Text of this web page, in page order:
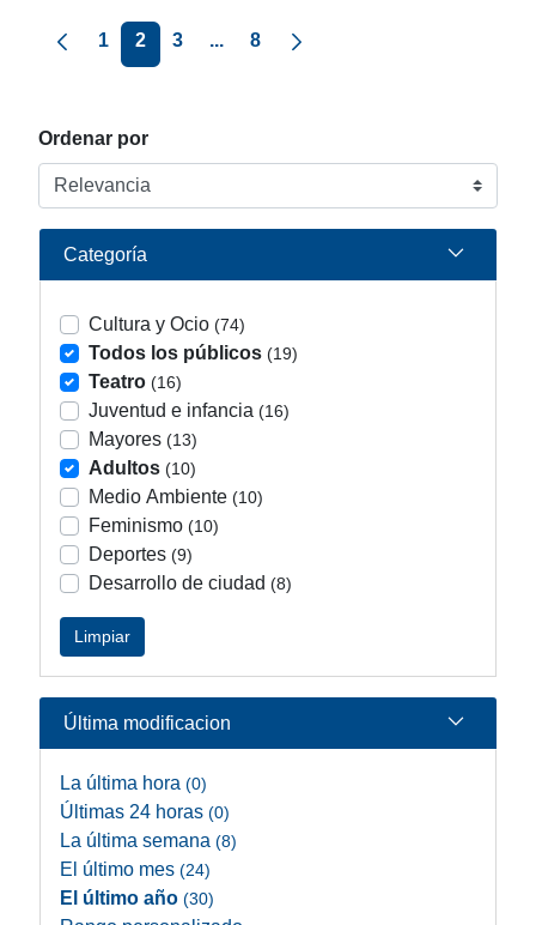
Ordenar por
Categoría
Cultura y Ocio (74)
Todos los públicos (19)
Teatro (16)
Juventud e infancia (16)
Mayores (13)
Adultos (10)
Medio Ambiente (10)
Feminismo (10)
Deportes (9)
Desarrollo de ciudad (8)
Limpiar
Última modificacion
La última hora (0)
Últimas 24 horas (0)
La última semana (8)
El último mes (24)
El último año (30)
Página anterior
1 2 3 ... 8